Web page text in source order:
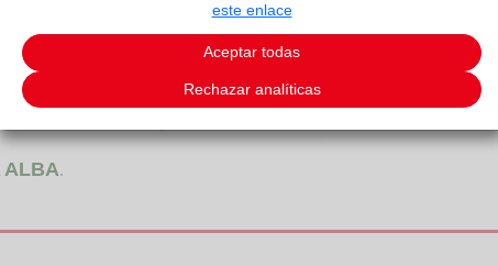
ALBA.
este enlace
Aceptar todas
Rechazar analíticas